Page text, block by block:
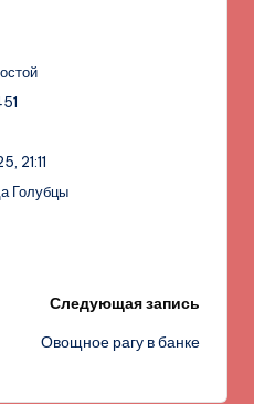
21:11
Голубцы
Следующая запись
Овощное рагу в банке